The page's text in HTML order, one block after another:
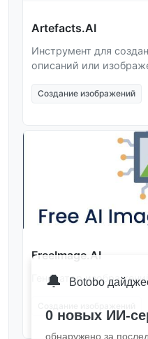
Artefacts.AI
Инструмент для
описаний или
Создание изображений
FreeImage.AI
Генератор
🔔 Botobo
0 новых ИИ-
обнаружено за